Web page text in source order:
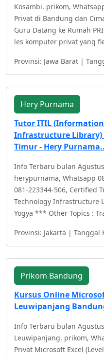
Kosambi. prikom,
Privat di Bandung dan
Guru Datang ke Rumah
les komputer privat yang
Provinsi: Jawa Barat |
Hery Purnama
Tutor ITIL
Infrastructure Library)
Timur - Hery Purnama..
Info Terbaru bulan
herypurnama, Whatsapp
081-223344-506, Certified
Technology Infrastructure
Yogya *** Other Topics :
Provinsi: Jakarta | Tanggal
Prikom Bandung
Kursus Online
Leuwipanjang
Info Terbaru bulan
Leuwipanjang. prikom,
Privat Microsoft Excel